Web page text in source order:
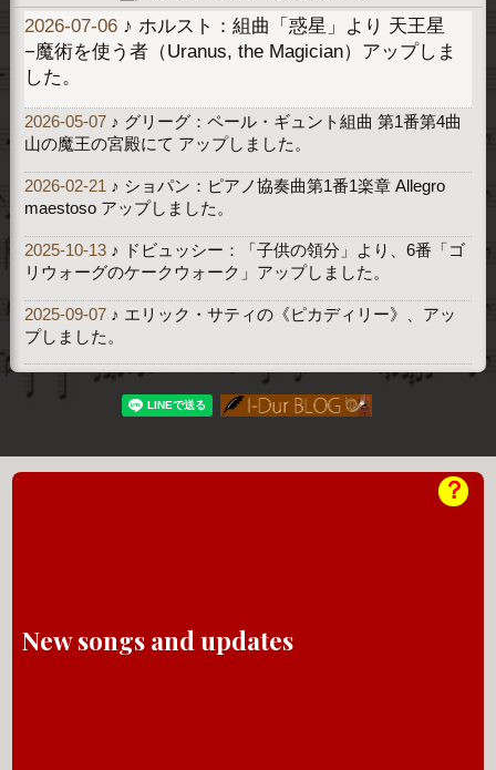
2026-07-06 ♪ ホルスト：組曲「惑星」より 天王星
−魔術を使う者（Uranus, the Magician）アップしま
した。
2026-05-07 ♪ グリーグ：ペール・ギュント組曲 第1番第4曲
山の魔王の宮殿にて アップしました。
2026-02-21 ♪ ショパン：ピアノ協奏曲第1番1楽章 Allegro
maestoso アップしました。
2025-10-13 ♪ ドビュッシー：「子供の領分」より、6番「ゴ
リウォーグのケークウォーク」アップしました。
2025-09-07 ♪ エリック・サティの《ピカディリー》、アッ
プしました。
New songs and updates
？